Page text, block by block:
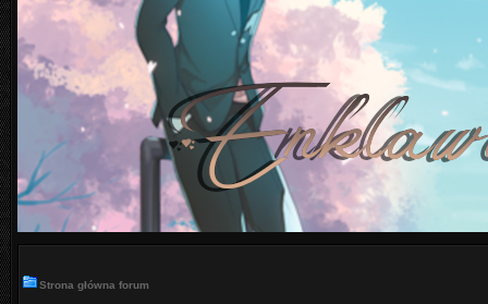
Strona główna forum